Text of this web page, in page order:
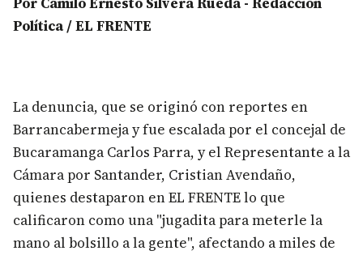
Política / EL FRENTE
La denuncia, que se originó con reportes en
Barrancabermeja y fue escalada por el concejal de
Bucaramanga Carlos Parra, y el Representante a la
Cámara por Santander, Cristian Avendaño,
quienes destaparon en EL FRENTE lo que
calificaron como una "jugadita para meterle la
mano al bolsillo a la gente", afectando a miles de